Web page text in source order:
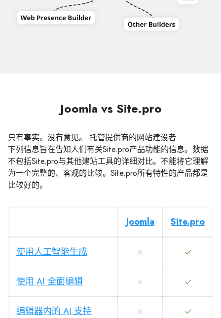
Joomla vs Site.pro
只有事实。没有意见。 托管提供商的网站建设者.
下列信息旨在告知人们有关Site.pro产品功能的信息。数据
不包括Site.pro与其他建站工具的详细对比。不能将它理解
为一个完整的、客观的比较。Site.pro所有特性的产品都是
比较好的。
Joomla Site.pro
使用人工智能生成
使用 AI 全面编辑
编辑器内的 AI 支持